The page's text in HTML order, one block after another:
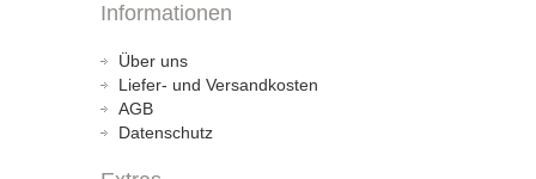
Informationen
Über uns
Liefer- und Versandkosten
AGB
Datenschutz